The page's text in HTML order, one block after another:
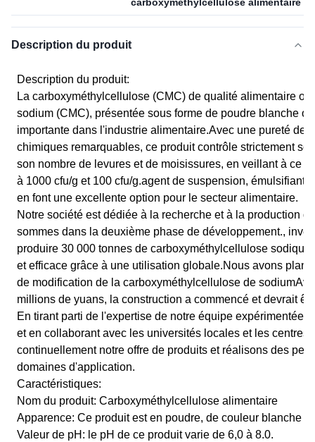
Description du produit
Description du produit:
La carboxyméthylcellulose (CMC) de qualité alimentaire
sodium (CMC), présentée sous forme de poudre blanche
importante dans l'industrie alimentaire.Avec une pureté de
chimiques remarquables, ce produit contrôle strictement
son nombre de levures et de moisissures, en veillant à ce
à 1000 cfu/g et 100 cfu/g.agent de suspension, émulsifiant
en font une excellente option pour le secteur alimentaire.
Notre société est dédiée à la recherche et à la production
sommes dans la deuxième phase de développement.,
produire 30 000 tonnes de carboxyméthylcellulose
et efficace grâce à une utilisation globale.Nous avons
de modification de la carboxyméthylcellulose de
millions de yuans, la construction a commencé et devrait
En tirant parti de l'expertise de notre équipe expérimentée,
et en collaborant avec les universités locales et les centres
continuellement notre offre de produits et réalisons des
domaines d'application.
Caractéristiques:
Nom du produit: Carboxyméthylcellulose alimentaire
Apparence: Ce produit est en poudre, de couleur blanche
Valeur de pH: le pH de ce produit varie de 6,0 à 8.0.